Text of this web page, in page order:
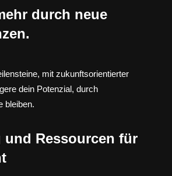
durch neue
mit zukunftsorientierter
dein Potenzial, durch
bleiben.
und Ressourcen für